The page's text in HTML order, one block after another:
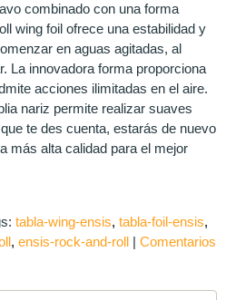
combinado con una forma
wing foil ofrece una estabilidad y
en aguas agitadas, al
La innovadora forma proporciona
acciones ilimitadas en el aire.
nariz permite realizar suaves
te des cuenta, estarás de nuevo
más alta calidad para el mejor
tabla-wing-ensis tabla-foil-ensis
ensis-rock-and-roll | Comentarios